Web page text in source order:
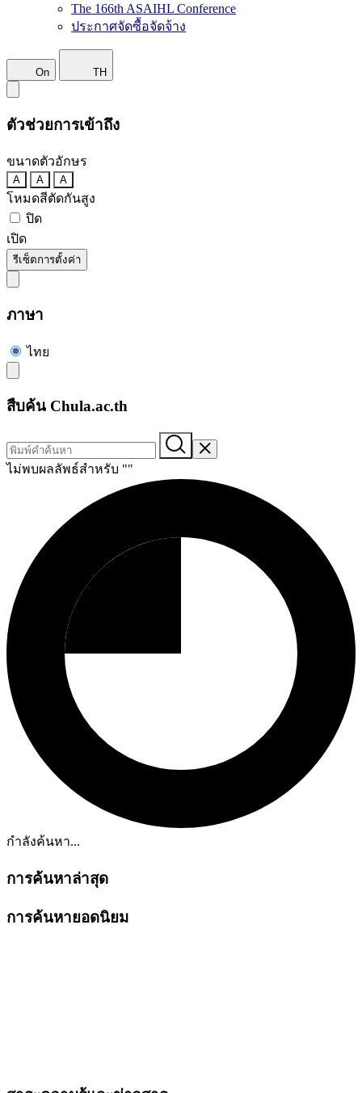
The 166th ASAIHL Conference
ประกาศจัดซื้อจัดจ้าง
On TH
ตัวช่วยการเข้าถึง
ขนาดตัวอักษร
A A A
โหมดสีตัดกันสูง
ปิด
เปิด
รีเซ็ตการตั้งค่า
ภาษา
ไทย
สืบค้น Chula.ac.th
ไม่พบผลลัพธ์สำหรับ ""
กำลังค้นหา...
การค้นหาล่าสุด
การค้นหายอดนิยม